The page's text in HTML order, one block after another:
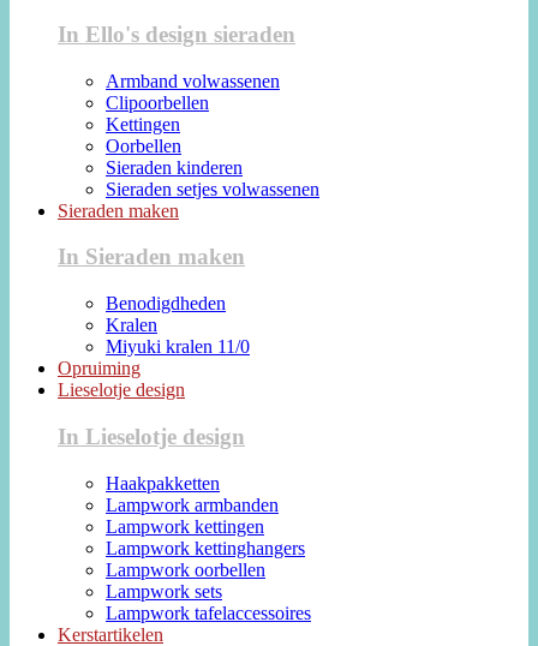
In Ello's design sieraden
Armband volwassenen
Clipoorbellen
Kettingen
Oorbellen
Sieraden kinderen
Sieraden setjes volwassenen
Sieraden maken
In Sieraden maken
Benodigdheden
Kralen
Miyuki kralen 11/0
Opruiming
Lieselotje design
In Lieselotje design
Haakpakketten
Lampwork armbanden
Lampwork kettingen
Lampwork kettinghangers
Lampwork oorbellen
Lampwork sets
Lampwork tafelaccessoires
Kerstartikelen